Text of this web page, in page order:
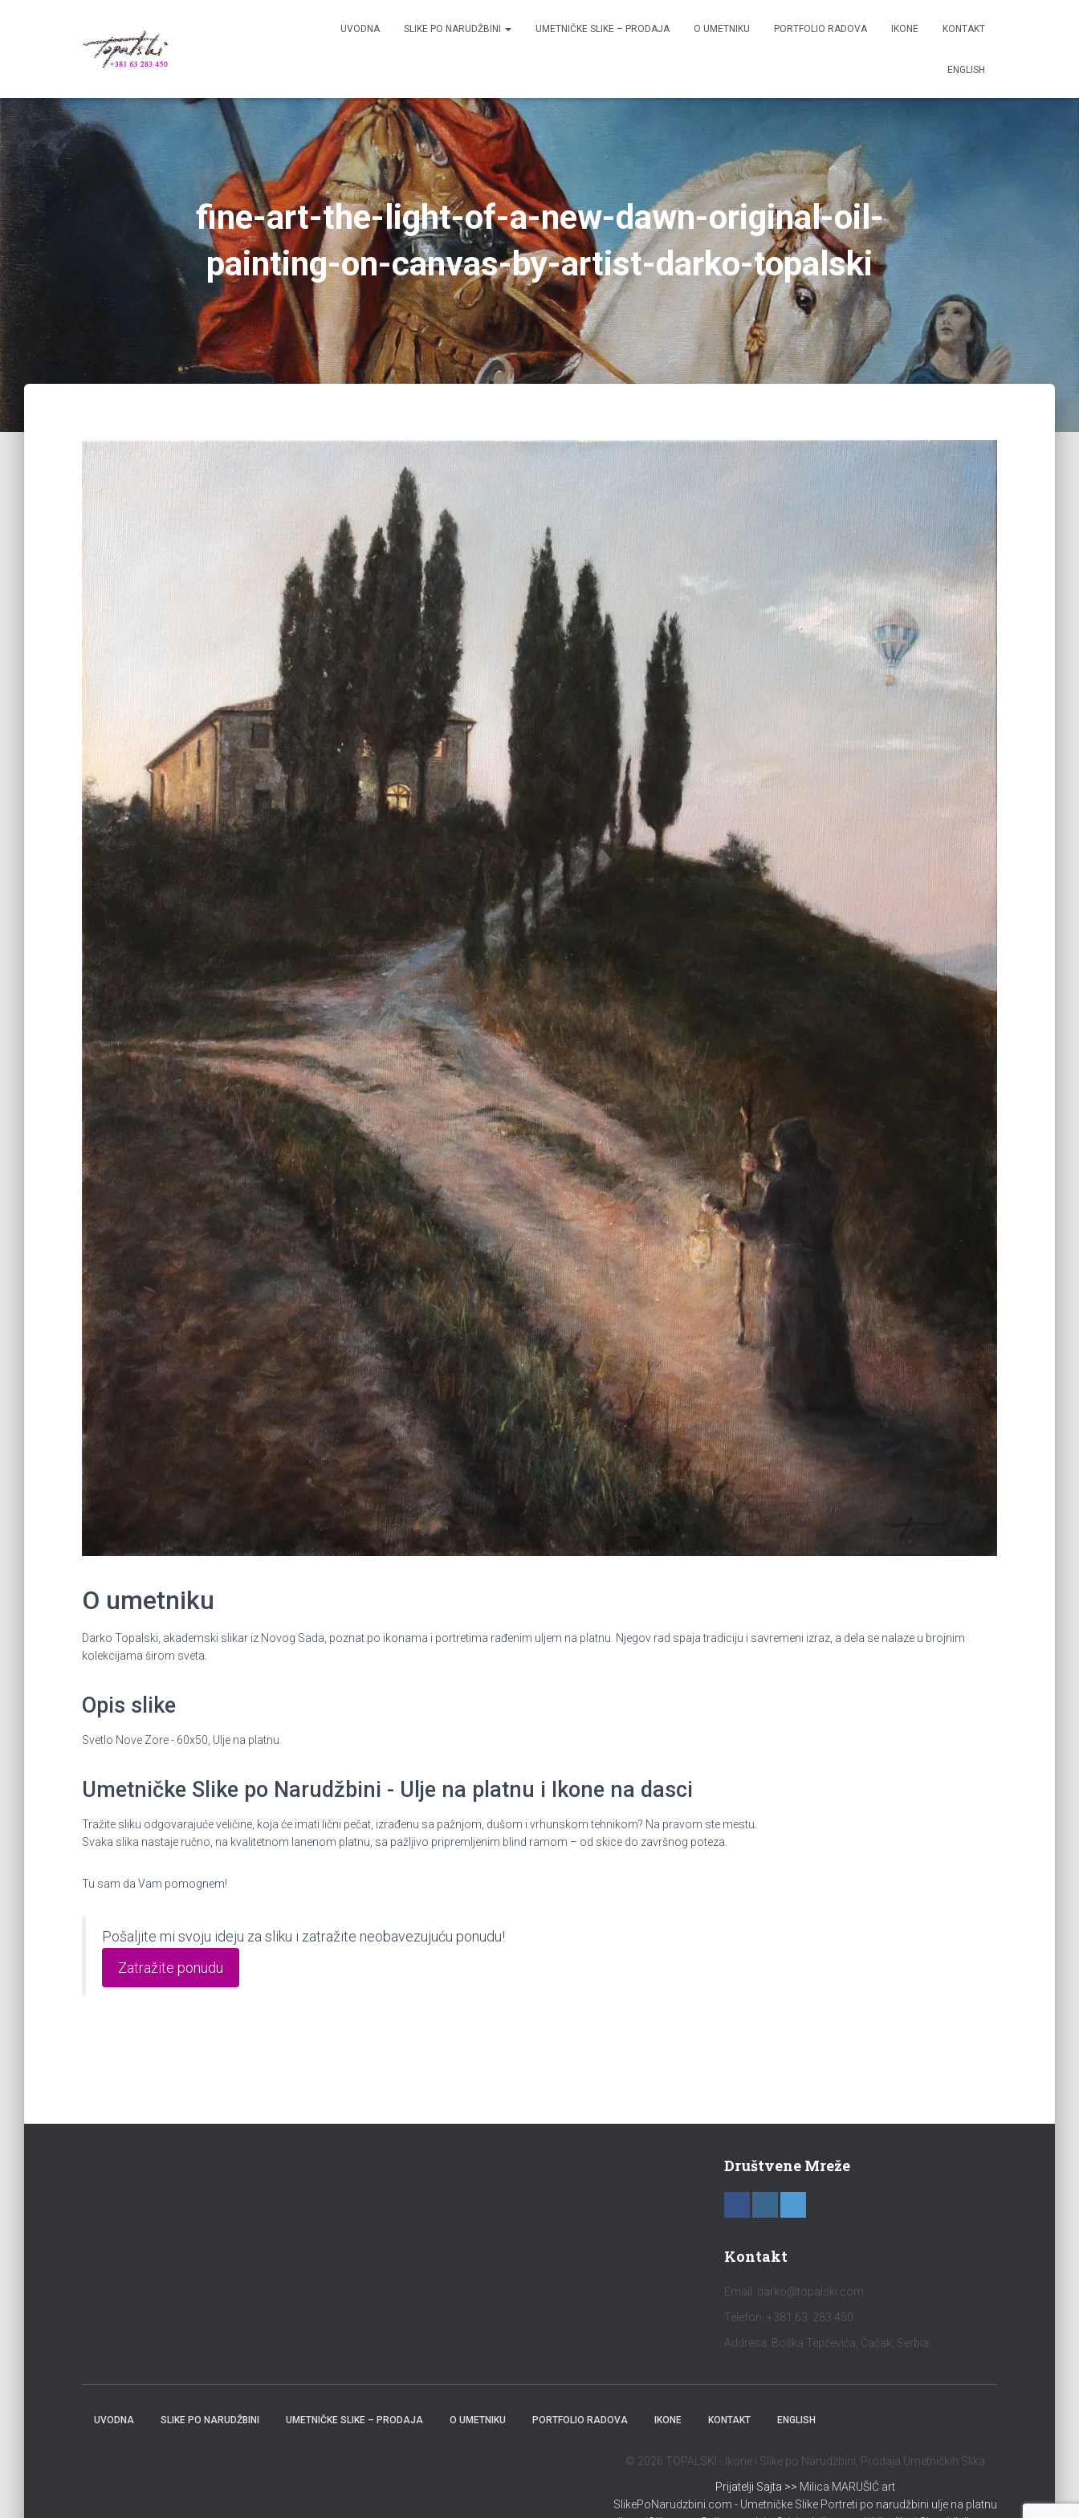
UVODNA SLIKE PO NARUDŽBINI UMETNIČKE SLIKE – PRODAJA O UMETNIKU PORTFOLIO RADOVA IKONE KONTAKT
ENGLISH
fine-art-the-light-of-a-new-dawn-original-oil-
painting-on-canvas-by-artist-darko-topalski
O umetniku
Darko Topalski, akademski slikar iz Novog Sada, poznat po ikonama i portretima rađenim uljem na platnu. Njegov rad spaja tradiciju i savremeni izraz, a dela se nalaze u brojnim
kolekcijama širom sveta.
Opis slike
Svetlo Nove Zore - 60x50, Ulje na platnu
Umetničke Slike po Narudžbini - Ulje na platnu i Ikone na dasci
Tražite sliku odgovarajuće veličine, koja će imati lični pečat, izrađenu sa pažnjom, dušom i vrhunskom tehnikom? Na pravom ste mestu.
Svaka slika nastaje ručno, na kvalitetnom lanenom platnu, sa pažljivo pripremljenim blind ramom – od skice do završnog poteza.
Tu sam da Vam pomognem!
Pošaljite mi svoju ideju za sliku i zatražite neobavezujuću ponudu!
Zatražite ponudu
Društvene Mreže
Kontakt
Email: darko@topalski.com
Telefon: +381 63 283 450
Addresa: Boška Tepčevića, Čačak, Serbia
UVODNA SLIKE PO NARUDŽBINI UMETNIČKE SLIKE – PRODAJA O UMETNIKU PORTFOLIO RADOVA IKONE KONTAKT ENGLISH
© 2026 TOPALSKI - Ikone i Slike po Narudžbini, Prodaja Umetničkih Slika
Prijatelji Sajta >> Milica MARUŠIĆ art
SlikePoNarudzbini.com - Umetničke Slike Portreti po narudžbini ulje na platnu